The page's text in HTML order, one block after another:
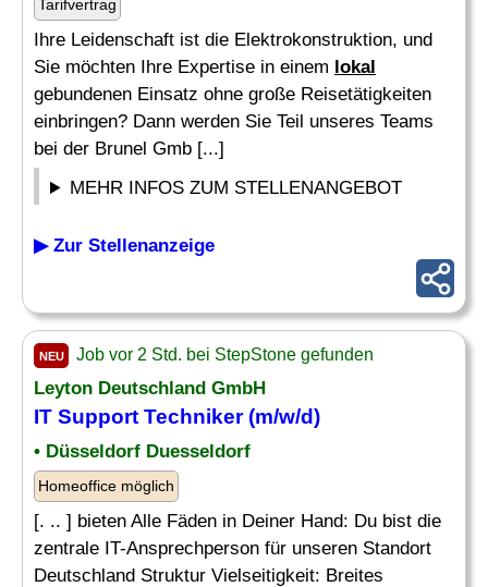
Tarifvertrag
Ihre Leidenschaft ist die Elektrokonstruktion, und
Sie möchten Ihre Expertise in einem lokal
gebundenen Einsatz ohne große Reisetätigkeiten
einbringen? Dann werden Sie Teil unseres Teams
bei der Brunel Gmb [...]
MEHR INFOS ZUM STELLENANGEBOT
▶ Zur Stellenanzeige
NEU Job vor 2 Std. bei StepStone gefunden
Leyton Deutschland GmbH
IT Support Techniker (m/w/d)
• Düsseldorf Duesseldorf
Homeoffice möglich
[. .. ] bieten Alle Fäden in Deiner Hand: Du bist die
zentrale IT-Ansprechperson für unseren Standort
Deutschland Struktur Vielseitigkeit: Breites